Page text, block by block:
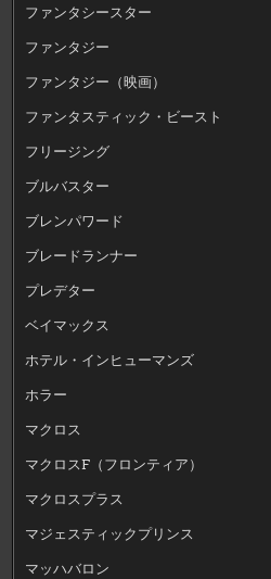
ファンタシースター
ファンタジー
ファンタジー（映画）
ファンタスティック・ビースト
フリージング
ブルバスター
ブレンパワード
ブレードランナー
プレデター
ベイマックス
ホテル・インヒューマンズ
ホラー
マクロス
マクロスF（フロンティア）
マクロスプラス
マジェスティックプリンス
マッハバロン